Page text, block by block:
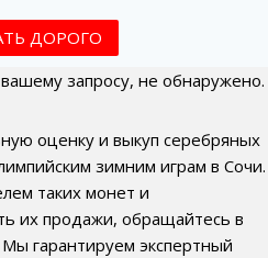
ДОРОГО
запросу, не обнаружено.
оценку и выкуп серебряных
зимним играм в Сочи.
таких монет и
их продажи, обращайтесь в
гарантируем экспертный